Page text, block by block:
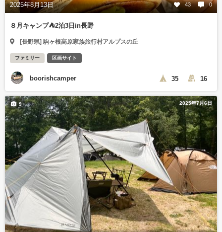
2025年8月13日 43 0
８月キャンプ⛺️2泊3日in長野
[長野県] 駒ヶ根高原家族旅行村アルプスの丘
ファミリー 区画サイト
boorishcamper 35 16
2025年7月6日
9